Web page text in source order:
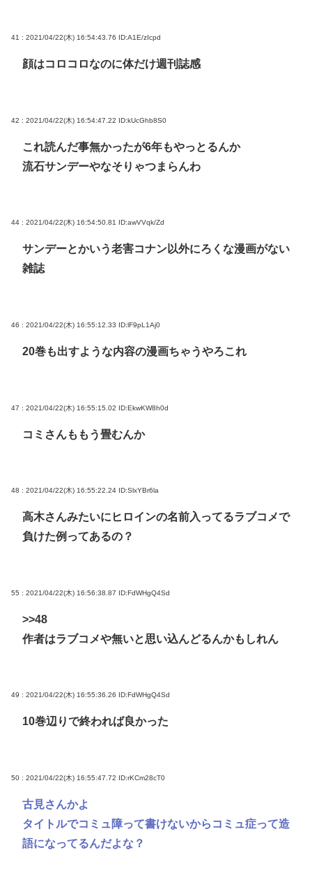
41 : 2021/04/22(木) 16:54:43.76 ID:A1E/zIcpd
顔はコロコロなのに体だけ週刊誌感
42 : 2021/04/22(木) 16:54:47.22 ID:kUcGhb8S0
これ読んだ事無かったが6年もやっとるんか
流石サンデーやなそりゃつまらんわ
44 : 2021/04/22(木) 16:54:50.81 ID:awVVqk/Zd
サンデーとかいう老害コナン以外にろくな漫画がない
雑誌
46 : 2021/04/22(木) 16:55:12.33 ID:lF9pL1Aj0
20巻も出すような内容の漫画ちゃうやろこれ
47 : 2021/04/22(木) 16:55:15.02 ID:EkwKW8h0d
コミさんももう畳むんか
48 : 2021/04/22(木) 16:55:22.24 ID:SlxYBr6la
高木さんみたいにヒロインの名前入ってるラブコメで
負けた例ってあるの？
55 : 2021/04/22(木) 16:56:38.87 ID:FdWHgQ4Sd
>>48
作者はラブコメや無いと思い込んどるんかもしれん
49 : 2021/04/22(木) 16:55:36.26 ID:FdWHgQ4Sd
10巻辺りで終われば良かった
50 : 2021/04/22(木) 16:55:47.72 ID:rKCm28cT0
古見さんかよ
タイトルでコミュ障って書けないからコミュ症って造
語になってるんだよな？